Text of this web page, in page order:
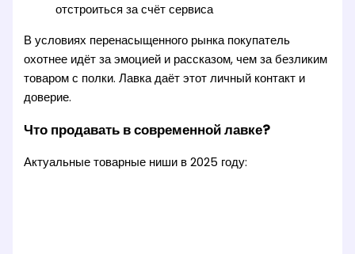
отстроиться за счёт сервиса
В условиях перенасыщенного рынка покупатель
охотнее идёт за эмоцией и рассказом, чем за безликим
товаром с полки. Лавка даёт этот личный контакт и
доверие.
Что продавать в современной лавке?
Актуальные товарные ниши в 2025 году: